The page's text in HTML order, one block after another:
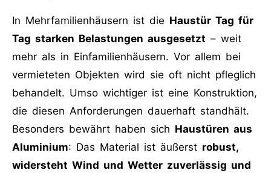
In Mehrfamilienhäusern ist die Haustür Tag für
Tag starken Belastungen ausgesetzt – weit
mehr als in Einfamilienhäusern. Vor allem bei
vermieteten Objekten wird sie oft nicht pfleglich
behandelt. Umso wichtiger ist eine Konstruktion,
die diesen Anforderungen dauerhaft standhält.
Besonders bewährt haben sich Haustüren aus
Aluminium: Das Material ist äußerst robust,
widersteht Wind und Wetter zuverlässig und